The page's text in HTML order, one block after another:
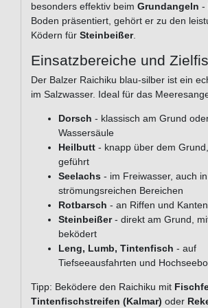
besonders effektiv beim Grundangeln -
Boden präsentiert, gehört er zu den
Ködern für Steinbeißer.
Einsatzbereiche und
Der Balzer Raichiku blau-silber ist ein
im Salzwasser. Ideal für das
Dorsch - klassisch am Grund
Wassersäule
Heilbutt - knapp über dem
geführt
Seelachs - im Freiwasser, auch in
strömungsreichen Bereichen
Rotbarsch - an Riffen und
Steinbeißer- direkt am Grund,
beködert
Leng, Lumb, Tintenfisch - auf
Tiefseeausfahrten und
Tipp: Beködere den Raichiku mit
Tintenfischstreifen (Kalmar) oder